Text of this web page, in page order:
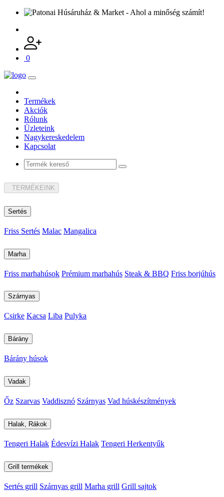
0
Termékek
Akciók
Rólunk
Üzleteink
Nagykereskedelem
Kapcsolat
TERMÉKEINK
Sertés
Friss Sertés Malac Mangalica
Marha
Friss marhahúsok Prémium marhahús Steak & BBQ Friss borjúhús
Szárnyas
Csirke Kacsa Liba Pulyka
Bárány
Bárány húsok
Vadak
Őz Szarvas Vaddisznó Szárnyas Vad húskészítmények
Halak, Rákok
Tengeri Halak Édesvízi Halak Tengeri Herkentyűk
Grill termékek
Sertés grill Szárnyas grill Marha grill Grill sajtok